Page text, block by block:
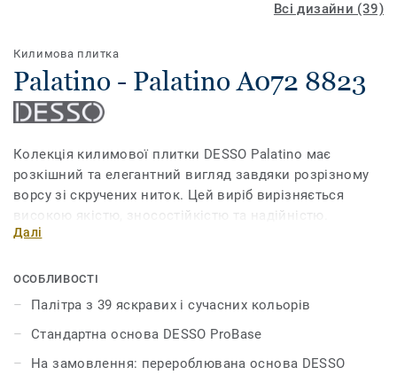
Всі дизайни (39)
Килимова плитка
Palatino - Palatino A072 8823
Колекція килимової плитки DESSO Palatino має
розкішний та елегантний вигляд завдяки розрізному
ворсу зі скручених ниток. Цей виріб вирізняється
високою якістю, зносостійкістю та надійністю.
Колекція має 39 популярних кольорів – від
помаранчевого, синього та фіолетового. Килимова
плитка DESSO Palatino дає безмежні можливості для
створення виразних, стильних і сучасних інтер'єрів.
Далі
ОСОБЛИВОСТІ
Палітра з 39 яскравих і сучасних кольорів
Стандартна основа DESSO ProBase
На замовлення: перероблювана основа DESSO